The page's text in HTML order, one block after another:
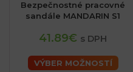
Bezpečnostné pracovné
sandále MANDARIN S1
41.89€ s DPH
VÝBER MOŽNOSTÍ